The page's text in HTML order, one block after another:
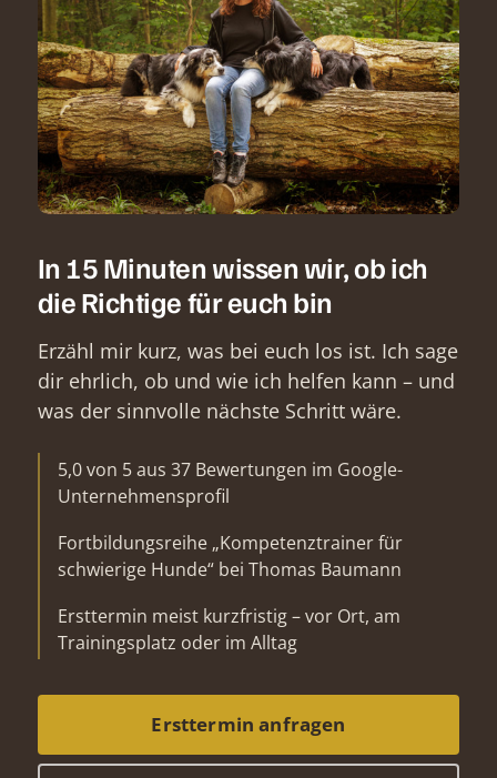
In 15 Minuten wissen wir, ob ich
die Richtige für euch bin
Erzähl mir kurz, was bei euch los ist. Ich sage
dir ehrlich, ob und wie ich helfen kann – und
was der sinnvolle nächste Schritt wäre.
5,0 von 5 aus 37 Bewertungen im Google-
Unternehmensprofil
Fortbildungsreihe „Kompetenztrainer für
schwierige Hunde“ bei Thomas Baumann
Ersttermin meist kurzfristig – vor Ort, am
Trainingsplatz oder im Alltag
Ersttermin anfragen